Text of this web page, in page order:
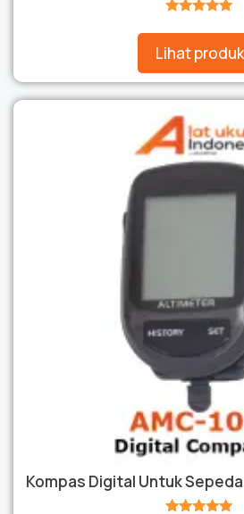
Lihat produk
Kompas Digital Untuk Sepeda